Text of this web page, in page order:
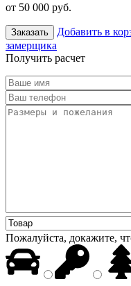
от 50 000 руб.
Заказать Добавить в
замерщика
Получить расчет
Пожалуйста, докажите,